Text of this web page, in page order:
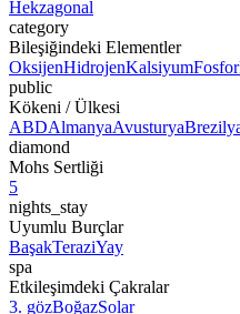
Hekzagonal
category
Bileşiğindeki Elementler
OksijenHidrojenKalsiyumFosfor
public
Kökeni / Ülkesi
ABDAlmanyaAvusturya
diamond
Mohs Sertliği
5
nights_stay
Uyumlu Burçlar
BaşakTeraziYay
spa
Etkileşimdeki Çakralar
3. gözBoğazSolar